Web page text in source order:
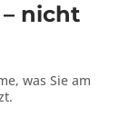
nicht
was Sie am